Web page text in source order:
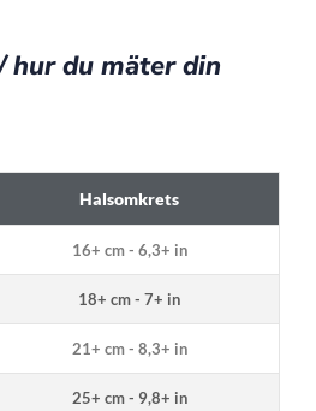
du mäter din
Halsomkrets
16+ cm - 6,3+ in
18+ cm - 7+ in
21+ cm - 8,3+ in
25+ cm - 9,8+ in